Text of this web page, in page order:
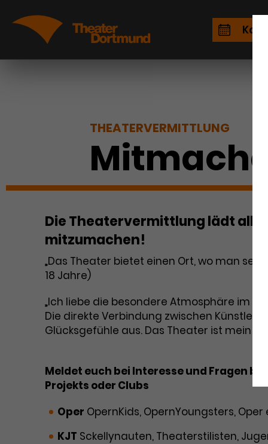
THEATERVERMITTLUNG
Die Theatervermittlung lädt alle
mitzumachen!
„Das Theater bietet einen Ort, wo man
18 Jahre)
„Ich liebe die besondere Atmosphäre im
Die direkte Verbindung zwischen
Glücksgefühle aus. Das Theater ist mein
Meldet euch bei Interesse und Fragen
Projekts oder Clubs
Oper OpernKids, OpernYoungsters, Oper
KJT Sckellynauten, Theaterstilisten,